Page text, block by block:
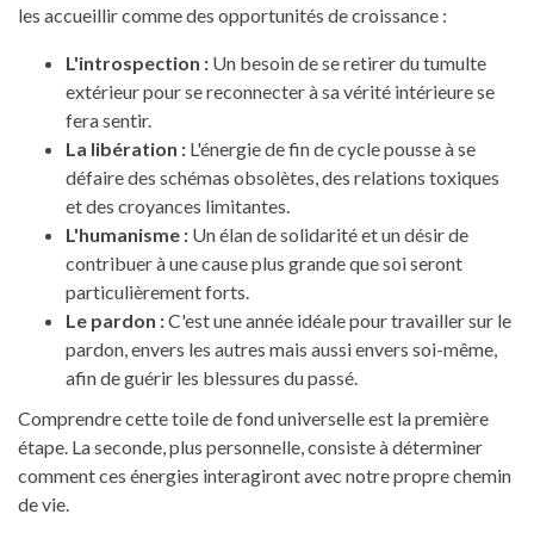
les accueillir comme des opportunités de croissance :
L'introspection : Un besoin de se retirer du tumulte
extérieur pour se reconnecter à sa vérité intérieure se
fera sentir.
La libération : L'énergie de fin de cycle pousse à se
défaire des schémas obsolètes, des relations toxiques
et des croyances limitantes.
L'humanisme : Un élan de solidarité et un désir de
contribuer à une cause plus grande que soi seront
particulièrement forts.
Le pardon :C'est une année idéale pour travailler sur le
pardon, envers les autres mais aussi envers soi-même,
afin de guérir les blessures du passé.
Comprendre cette toile de fond universelle est la première
étape. La seconde, plus personnelle, consiste à déterminer
comment ces énergies interagiront avec notre propre chemin
de vie.